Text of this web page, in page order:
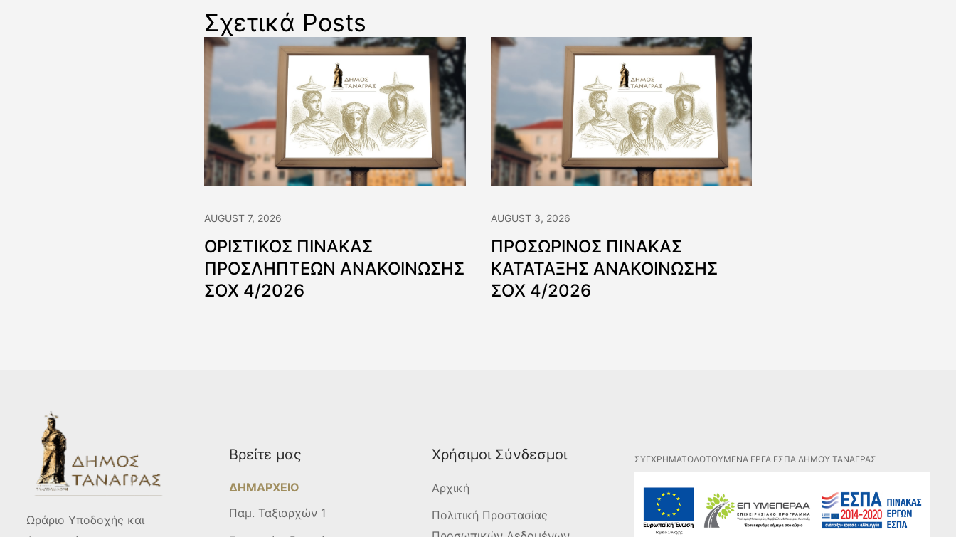
Σχετικά Posts
AUGUST 7, 2026
ΟΡΙΣΤΙΚΟΣ ΠΙΝΑΚΑΣ
ΠΡΟΣΛΗΠΤΕΩΝ ΑΝΑΚΟΙΝΩΣΗΣ
ΣΟΧ 4/2026
AUGUST 3, 2026
ΠΡΟΣΩΡΙΝΟΣ ΠΙΝΑΚΑΣ
ΚΑΤΑΤΑΞΗΣ ΑΝΑΚΟΙΝΩΣΗΣ
ΣΟΧ 4/2026
Ωράριο Υποδοχής και
Βρείτε μας
ΔΗΜΑΡΧΕΙΟ
Παμ. Ταξιαρχών 1
Χρήσιμοι Σύνδεσμοι
Αρχική
Πολιτική Προστασίας
ΣΥΓΧΡΗΜΑΤΟΔΟΤΟΥΜΕΝΑ ΕΡΓΑ ΕΣΠΑ ΔΗΜΟΥ ΤΑΝΑΓΡΑΣ